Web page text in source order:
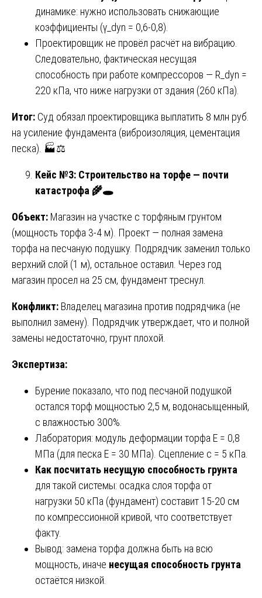
динамике: нужно использовать снижающие
коэффициенты (γ_dyn = 0,6-0,8).
Проектировщик не провёл расчёт на вибрацию.
Следовательно, фактическая несущая
способность при работе компрессоров — R_dyn =
220 кПа, что ниже нагрузки от здания (260 кПа).
Итог: Суд обязал проектировщика выплатить 8 млн руб.
на усиление фундамента (виброизоляция, цементация
песка). 🏭⚖️
Кейс №3: Строительство на торфе — почти
катастрофа 🌾🕳
Объект: Магазин на участке с торфяным грунтом
(мощность торфа 3-4 м). Проект — полная замена
торфа на песчаную подушку. Подрядчик заменил только
верхний слой (1 м), остальное оставил. Через год
магазин просел на 25 см, фундамент треснул.
Конфликт: Владелец магазина против подрядчика (не
выполнил замену). Подрядчик утверждает, что и полной
замены недостаточно, грунт плохой.
Экспертиза:
Бурение показало, что под песчаной подушкой
остался торф мощностью 2,5 м, водонасыщенный,
с влажностью 300%.
Лаборатория: модуль деформации торфа E = 0,8
МПа (для песка E = 30 МПа). Сцепление c = 5 кПа.
Как посчитать несущую способность грунта
для такой системы: осадка слоя торфа от
нагрузки 50 кПа (фундамент) составит 15-20 см
по компрессионной кривой, что соответствует
факту.
Вывод: замена торфа должна быть на всю
мощность, иначе несущая способность грунта
остаётся низкой.